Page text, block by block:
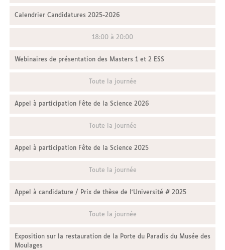
Calendrier Candidatures 2025-2026
18:00 à 20:00
Webinaires de présentation des Masters 1 et 2 ESS
Toute la journée
Appel à participation Fête de la Science 2026
Toute la journée
Appel à participation Fête de la Science 2025
Toute la journée
Appel à candidature / Prix de thèse de l'Université # 2025
Toute la journée
Exposition sur la restauration de la Porte du Paradis du Musée des
Moulages